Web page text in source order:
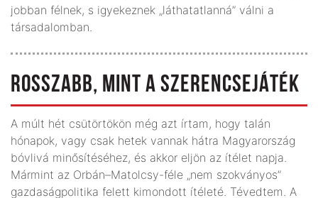
jobban félnek, s igyekeznek „láthatatlanná” válni a
társadalomban.
ROSSZABB, MINT A SZERENCSEJÁTÉK
A múlt hét csütörtökön még azt írtam, hogy talán
hónapok, vagy csak hetek vannak hátra Magyarország
bóvlivá minősítéséhez, és akkor eljön az ítélet napja.
Mármint az Orbán–Matolcsy-féle „nem szokványos”
gazdaságpolitika felett kimondott ítéleté. Tévedtem. A